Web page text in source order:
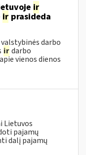
ir
ir prasideda
darbo
irdarbo
vienos dienos
Lietuvos
pajamų
dalį pajamų